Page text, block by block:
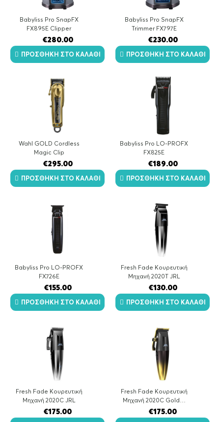
Babyliss Pro SnapFX
FX895E Clipper
€280.00
ΠΡΟΣΘΉΚΗ ΣΤΟ ΚΑΛΆΘΙ
Babyliss Pro SnapFX
Trimmer FX797E
€230.00
ΠΡΟΣΘΉΚΗ ΣΤΟ ΚΑΛΆΘΙ
Wahl GOLD Cordless
Magic Clip
€295.00
ΠΡΟΣΘΉΚΗ ΣΤΟ ΚΑΛΆΘΙ
Babyliss Pro LO-PROFX
FX825E
€189.00
ΠΡΟΣΘΉΚΗ ΣΤΟ ΚΑΛΆΘΙ
Babyliss Pro LO-PROFX
FX726E
€155.00
ΠΡΟΣΘΉΚΗ ΣΤΟ ΚΑΛΆΘΙ
Fresh Fade Κουρευτική
Μηχανή 2020Τ JRL
€130.00
ΠΡΟΣΘΉΚΗ ΣΤΟ ΚΑΛΆΘΙ
Fresh Fade Κουρευτική
Μηχανή 2020C JRL
€175.00
Fresh Fade Κουρευτική
Μηχανή 2020C Gold…
€175.00